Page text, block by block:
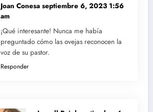
Joan Conesa septiembre 6, 2023 1:56
am
¡Qué interesante! Nunca me había
preguntado cómo las ovejas reconocen la
voz de su pastor.
Responder